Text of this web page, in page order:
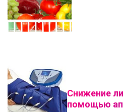
Снижение
помощью